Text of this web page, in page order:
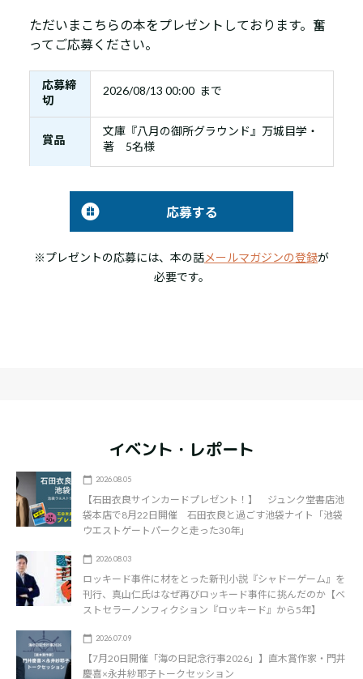
ただいまこちらの本をプレゼントしております。奮
ってご応募ください。
応募締
切
2026/08/13 00:00 まで
賞品
文庫『八月の御所グラウンド』万城目学・
著 5名様
応募する
※プレゼントの応募には、本の話メールマガジンの登録が
必要です。
イベント・レポート
2026.08.05
【石田衣良サインカードプレゼント！】 ジュンク堂書店池
袋本店で8月22日開催 石田衣良と過ごす池袋ナイト「池袋
ウエストゲートパークと走った30年」
2026.08.03
ロッキード事件に材をとった新刊小説『シャドーゲーム』を
刊行、真山仁氏はなぜ再びロッキード事件に挑んだのか【ベ
ストセラーノンフィクション『ロッキード』から5年】
2026.07.09
【7月20日開催「海の日記念行事2026」】直木賞作家・門井
慶喜×永井紗耶子トークセッション